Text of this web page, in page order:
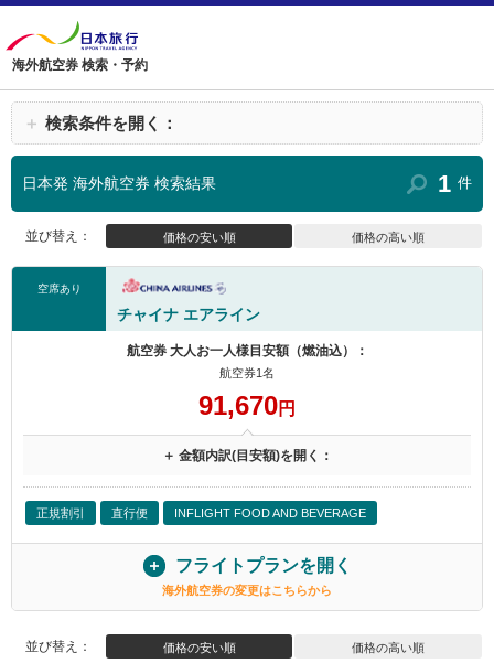
海外航空券 検索・予約
＋ 検索条件を開く：
日本発 海外航空券 検索結果 1 件
並び替え： 価格の安い順 価格の高い順
空席あり
チャイナ エアライン
航空券 大人お一人様目安額（燃油込）：
航空券1名
91,670円
＋ 金額内訳(目安額)を開く：
正規割引 直行便 INFLIGHT FOOD AND BEVERAGE
フライトプランを開く
海外航空券の変更はこちらから
並び替え： 価格の安い順 価格の高い順